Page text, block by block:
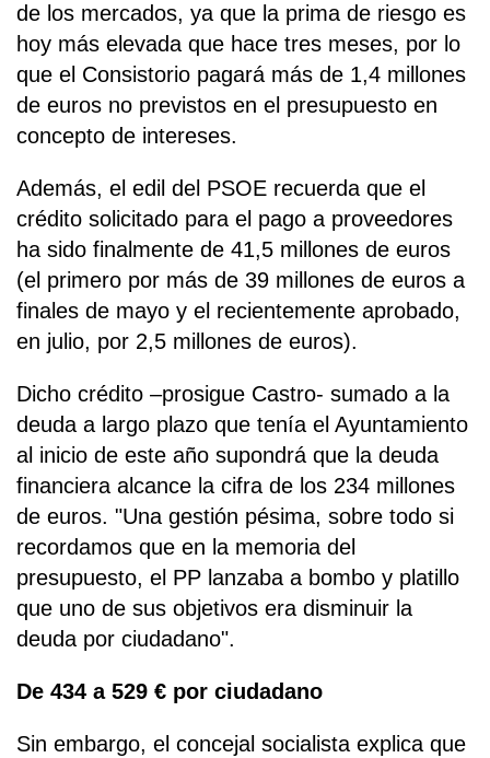
de los mercados, ya que la prima de riesgo es
hoy más elevada que hace tres meses, por lo
que el Consistorio pagará más de 1,4 millones
de euros no previstos en el presupuesto en
concepto de intereses.
Además, el edil del PSOE recuerda que el
crédito solicitado para el pago a proveedores
ha sido finalmente de 41,5 millones de euros
(el primero por más de 39 millones de euros a
finales de mayo y el recientemente aprobado,
en julio, por 2,5 millones de euros).
Dicho crédito –prosigue Castro- sumado a la
deuda a largo plazo que tenía el Ayuntamiento
al inicio de este año supondrá que la deuda
financiera alcance la cifra de los 234 millones
de euros. "Una gestión pésima, sobre todo si
recordamos que en la memoria del
presupuesto, el PP lanzaba a bombo y platillo
que uno de sus objetivos era disminuir la
deuda por ciudadano".
De 434 a 529 € por ciudadano
Sin embargo, el concejal socialista explica que